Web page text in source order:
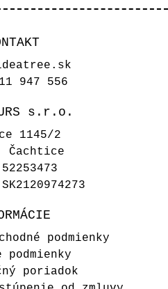
947 556
s.r.o.
1145/2
Čachtice
podmienky
podmienky
poriadok